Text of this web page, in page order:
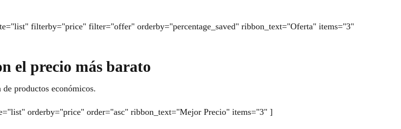
filterby="price" filter="offer" orderby="percentage_saved" ribbon_text="Oferta" items="3"
el precio más barato
productos económicos.
orderby="price" order="asc" ribbon_text="Mejor Precio" items="3" ]